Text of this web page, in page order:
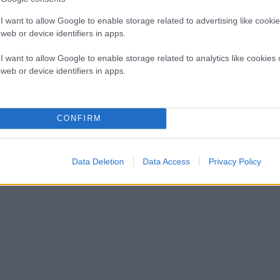
I want to allow Google to enable storage related to advertising like
web or device identifiers in apps.
I want to allow Google to enable storage related to analytics like cookies
web or device identifiers in apps.
CONFIRM
Data Deletion Data Access Privacy Policy